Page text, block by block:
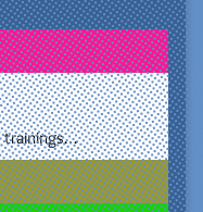
trainings…